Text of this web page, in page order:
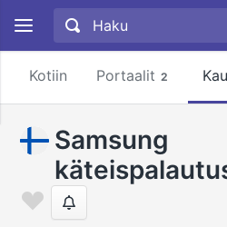
Kotiin Portaalit 2
Samsung